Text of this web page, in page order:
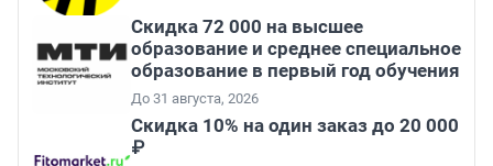
Скидка 72 000 на высшее
образование и среднее специальное
образование в первый год обучения
До 31 августа, 2026
Скидка 10% на один заказ до 20 000
₽